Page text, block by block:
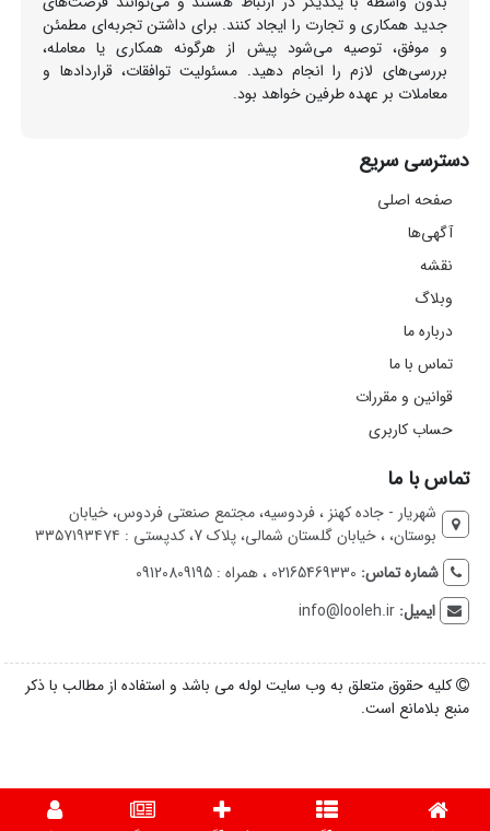
جدید همکاری و تجارت را ایجاد کنند. برای داشتن تجربه‌ای مطمئن
و موفق، توصیه می‌شود پیش از هرگونه همکاری یا معامله،
بررسی‌های لازم را انجام دهید. مسئولیت توافقات، قراردادها و
معاملات بر عهده طرفین خواهد بود.
دسترسی سریع
صفحه اصلی
آگهی‌ها
نقشه
وبلاگ
درباره ما
تماس با ما
قوانین و مقررات
حساب کاربری
تماس با ما
شهریار - جاده کهنز ، فردوسیه، مجتمع صنعتی فردوس، خیابان
بوستان، ، خیابان گلستان شمالی، پلاک 7، کدپستی : ۳۳۵۷۱۹۳۴۷۴
شماره تماس: 02165469330 ، همراه : 09120809195
ایمیل:info@looleh.ir
کلیه حقوق متعلق به وب سایت لوله می باشد و استفاده از مطالب با ذکر
منبع بلامانع است.